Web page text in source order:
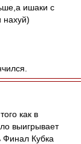
ишаки с
нахуй)
как в
выигрывает
Финал Кубка